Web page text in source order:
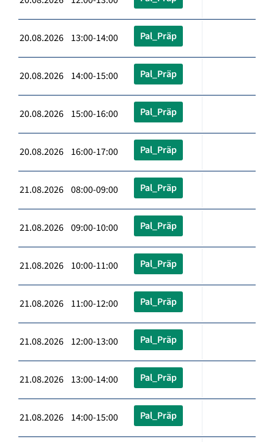
20.08.2026 13:00-14:00 Pal_Präp
20.08.2026 14:00-15:00 Pal_Präp
20.08.2026 15:00-16:00 Pal_Präp
20.08.2026 16:00-17:00 Pal_Präp
21.08.2026 08:00-09:00 Pal_Präp
21.08.2026 09:00-10:00 Pal_Präp
21.08.2026 10:00-11:00 Pal_Präp
21.08.2026 11:00-12:00 Pal_Präp
21.08.2026 12:00-13:00 Pal_Präp
21.08.2026 13:00-14:00 Pal_Präp
21.08.2026 14:00-15:00 Pal_Präp